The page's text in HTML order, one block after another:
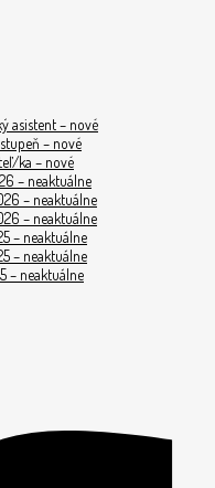
asistent – nové
– nové
ka – nové
– neaktuálne
– neaktuálne
– neaktuálne
– neaktuálne
– neaktuálne
– neaktuálne